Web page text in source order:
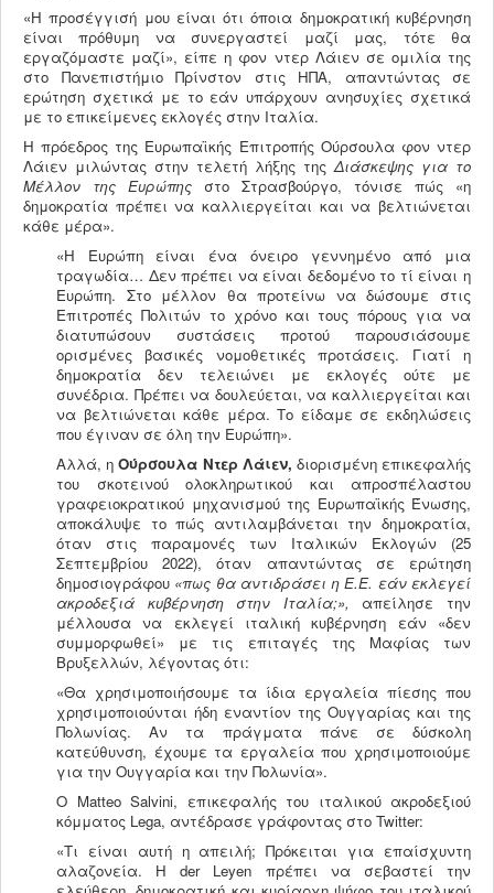
«Η προσέγγισή μου είναι ότι όποια δημοκρατική κυβέρνηση
είναι πρόθυμη να συνεργαστεί μαζί μας, τότε θα
εργαζόμαστε μαζί», είπε η φον ντερ Λάιεν σε ομιλία της
στο Πανεπιστήμιο Πρίνστον στις ΗΠΑ, απαντώντας σε
ερώτηση σχετικά με το εάν υπάρχουν ανησυχίες σχετικά
με το επικείμενες εκλογές στην Ιταλία.
Η πρόεδρος της Ευρωπαϊκής Επιτροπής Ούρσουλα φον ντερ
Λάιεν μιλώντας στην τελετή λήξης τηςΔιάσκεψης για το
Μέλλον της Ευρώπης στο Στρασβούργο, τόνισε πώς «η
δημοκρατία πρέπει να καλλιεργείται και να βελτιώνεται
κάθε μέρα».
«Η Ευρώπη είναι ένα όνειρο γεννημένο από μια
τραγωδία… Δεν πρέπει να είναι δεδομένο το τί είναι η
Ευρώπη. Στο μέλλον θα προτείνω να δώσουμε στις
Επιτροπές Πολιτών το χρόνο και τους πόρους για να
διατυπώσουν συστάσεις προτού παρουσιάσουμε
ορισμένες βασικές νομοθετικές προτάσεις. Γιατί η
δημοκρατία δεν τελειώνει με εκλογές ούτε με
συνέδρια. Πρέπει να δουλεύεται, να καλλιεργείται και
να βελτιώνεται κάθε μέρα. Το είδαμε σε εκδηλώσεις
που έγιναν σε όλη την Ευρώπη».
Αλλά, ηΟύρσουλα Ντερ Λάιεν, διορισμένη επικεφαλής
του σκοτεινού ολοκληρωτικού και απροσπέλαστου
γραφειοκρατικού μηχανισμού της Ευρωπαϊκής Ένωσης,
αποκάλυψε το πώς αντιλαμβάνεται την δημοκρατία,
όταν στις παραμονές των Ιταλικών Εκλογών (25
Σεπτεμβρίου 2022), όταν απαντώντας σε ερώτηση
δημοσιογράφου «πως θα αντιδράσει η Ε.Ε. εάν εκλεγεί
ακροδεξιά κυβέρνηση στην Ιταλία;», απείλησε την
μέλλουσα να εκλεγεί ιταλική κυβέρνηση εάν «δεν
συμμορφωθεί» με τις επιταγές της Μαφίας των
Βρυξελλών, λέγοντας ότι:
«Θα χρησιμοποιήσουμε τα ίδια εργαλεία πίεσης που
χρησιμοποιούνται ήδη εναντίον της Ουγγαρίας και της
Πολωνίας. Αν τα πράγματα πάνε σε δύσκολη
κατεύθυνση, έχουμε τα εργαλεία που χρησιμοποιούμε
για την Ουγγαρία και την Πολωνία».
Ο Matteo Salvini, επικεφαλής του ιταλικού ακροδεξιού
κόμματος Lega, αντέδρασε γράφοντας στο Twitter:
«Τι είναι αυτή η απειλή; Πρόκειται για επαίσχυντη
αλαζονεία. Η der Leyen πρέπει να σεβαστεί την